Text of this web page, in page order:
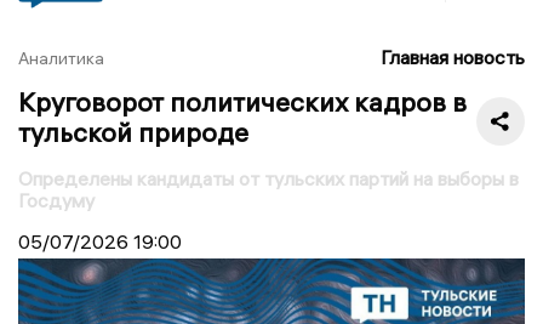
Аналитика Главная новость
Круговорот политических кадров в
тульской природе
Определены кандидаты от тульских партий на выборы в
Госдуму
05/07/2026 19:00